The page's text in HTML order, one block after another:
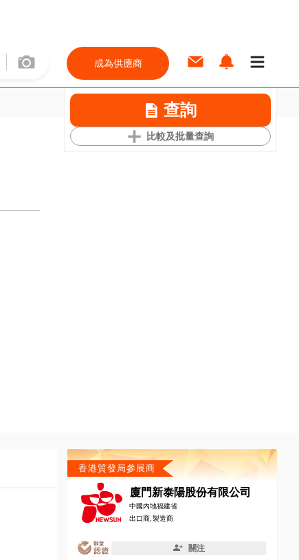
成為供應商
查詢
比較及批量查詢
香港貿發局參展商
廈門新泰陽股份有限公司
中國內地福建省
出口商, 製造商
關注